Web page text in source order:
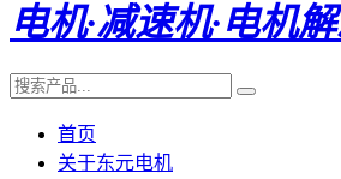
电机·减速机·电机
首页
关于东元电机